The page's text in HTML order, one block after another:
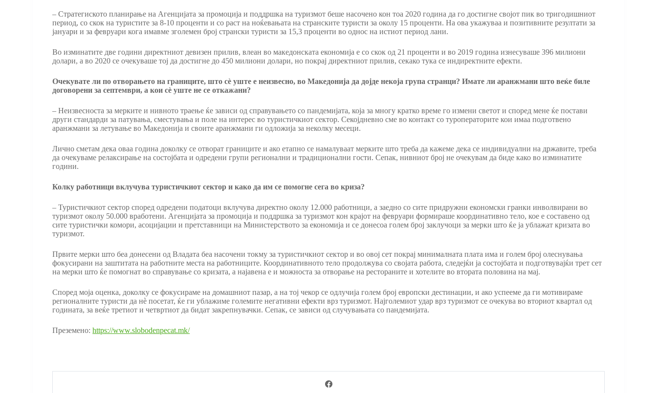
– Стратегиското планирање на Агенцијата за промоција и поддршка на туризмот беше насочено кон тоа 2020 година да го достигне својот пик во тригодишниот
период, со скок на туристите за 8-10 проценти и со раст на ноќевањата на странските туристи за околу 15 проценти. На ова укажуваа и позитивните резултати за
јануари и за февруари кога имавме зголемен број странски туристи за 15,3 проценти во однос на истиот период лани.
Во изминатите две години директниот девизен прилив, влеан во македонската економија е со скок од 21 проценти и во 2019 година изнесуваше 396 милиони
долари, а во 2020 се очекуваше тој да достигне до 450 милиони долари, но покрај директниот прилив, секако тука се индиректните ефекти.
Очекувате ли по отворањето на границите, што сѐ уште е неизвесно, во Македонија да дојде некоја група странци? Имате ли аранжмани што веќе биле
договорени за септември, а кои сѐ уште не се откажани?
– Неизвесноста за мерките и нивното траење ќе зависи од справувањето со пандемијата, која за многу кратко време го измени светот и според мене ќе постави
други стандарди за патувања, сместувања и поле на интерес во туристичкиот сектор. Секојдневно сме во контакт со туроператорите кои имаа подготвено
аранжмани за летување во Македонија и своите аранжмани ги одложија за неколку месеци.
Лично сметам дека оваа година доколку се отворат границите и ако етапно се намалуваат мерките што треба да кажеме дека се индивидуални на државите, треба
да очекуваме релаксирање на состојбата и одредени групи регионални и традиционални гости. Сепак, нивниот број не очекувам да биде како во изминатите
години.
Колку работници вклучува туристичкиот сектор и како да им се помогне сега во криза?
– Туристичкиот сектор според одредени податоци вклучува директно околу 12.000 работници, а заедно со сите придружни економски гранки инволвирани во
туризмот околу 50.000 вработени. Агенцијата за промоција и поддршка за туризмот кон крајот на февруари формираше координативно тело, кое е составено од
сите туристички комори, асоцијации и претставници на Министерството за економија и се донесоа голем број заклучоци за мерки што ќе ја ублажат кризата во
туризмот.
Првите мерки што беа донесени од Владата беа насочени токму за туристичкиот сектор и во овој сет покрај минималната плата има и голем број олеснувања
фокусирани на заштитата на работните места на работниците. Координативното тело продолжува со својата работа, следејќи ја состојбата и подготвувајќи трет сет
на мерки што ќе помогнат во справување со кризата, а најавена е и можноста за отворање на рестораните и хотелите во втората половина на мај.
Според моја оценка, доколку се фокусираме на домашниот пазар, а на тој чекор се одлучија голем број европски дестинации, и ако успееме да ги мотивираме
регионалните туристи да нѐ посетат, ќе ги ублажиме големите негативни ефекти врз туризмот. Најголемиот удар врз туризмот се очекува во вториот квартал од
годината, за веќе третиот и четвртиот да бидат закрепнувачки. Сепак, се зависи од случувањата со пандемијата.
Преземено:https://www.slobodenpecat.mk/